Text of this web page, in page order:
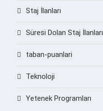
Staj İlanları
Süresi Dolan Staj İlanları
taban-puanlari
Teknoloji
Yetenek Programları